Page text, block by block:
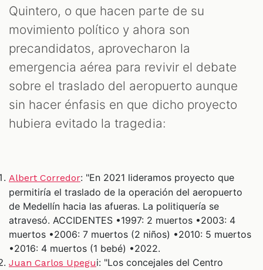
Quintero, o que hacen parte de su
movimiento político y ahora son
precandidatos, aprovecharon la
emergencia aérea para revivir el debate
sobre el traslado del aeropuerto aunque
sin hacer énfasis en que dicho proyecto
hubiera evitado la tragedia:
Albert Corredor: "En 2021 lideramos proyecto que
permitiría el traslado de la operación del aeropuerto
de Medellín hacia las afueras. La politiquería se
atravesó. ACCIDENTES •1997: 2 muertos •2003: 4
muertos •2006: 7 muertos (2 niños) •2010: 5 muertos
•2016: 4 muertos (1 bebé) •2022.
Juan Carlos Upegui: "Los concejales del Centro